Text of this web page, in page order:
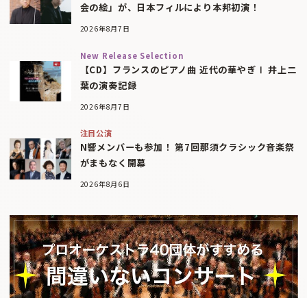
会の絵」が、日本フィルにより本邦初演！
2026年8月7日
New Release Selection
【CD】フランスのピアノ曲 近代の華やぎⅠ 井上二
葉の演奏記録
2026年8月7日
注目公演
N響メンバーも参加！ 第7回那須クラシック音楽祭
がまもなく開幕
2026年8月6日